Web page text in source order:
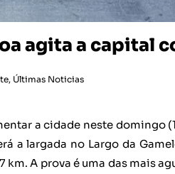
agita a capital
, Últimas Noticias
a cidade neste domingo
a largada no Largo da
km. A prova é uma das mais